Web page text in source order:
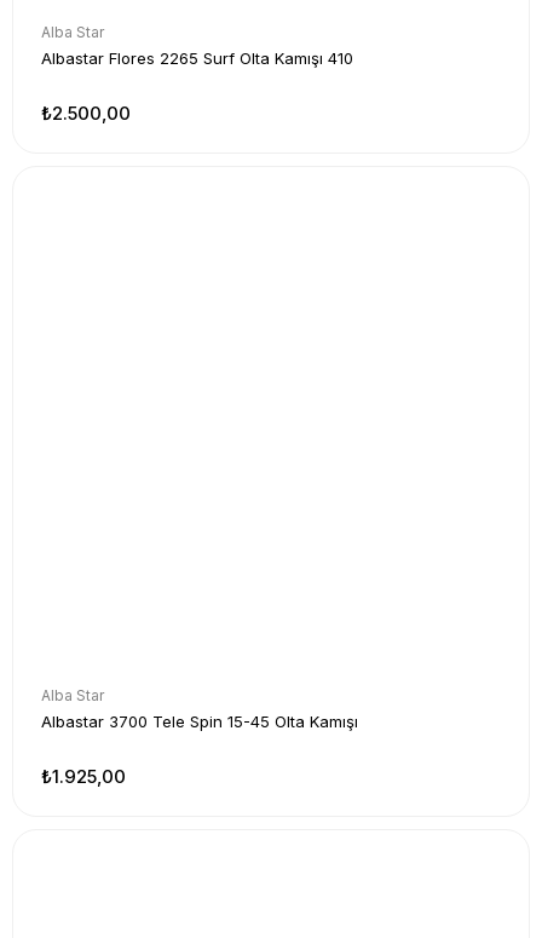
Alba Star
Albastar Flores 2265 Surf Olta Kamışı 410
₺2.500,00
Alba Star
Albastar 3700 Tele Spin 15-45 Olta Kamışı
₺1.925,00